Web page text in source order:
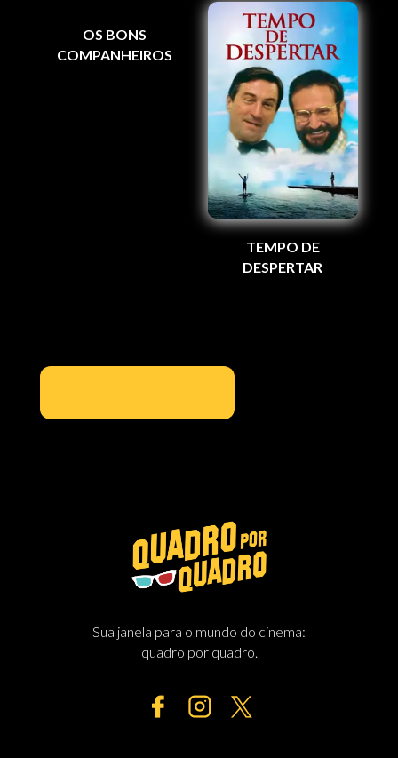
OS BONS
COMPANHEIROS
TEMPO DE
DESPERTAR
Sua janela para o mundo do cinema:
quadro por quadro.